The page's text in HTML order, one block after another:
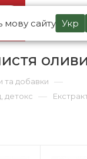
мову сайту Укр
оливи
та добавки —
детокс —